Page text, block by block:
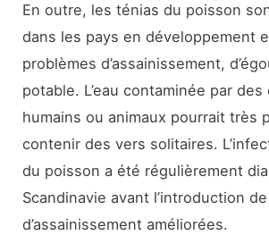
En outre, les ténias du poisson
dans les pays en développement
problèmes d’assainissement,
potable. L’eau contaminée par
humains ou animaux pourrait très
contenir des vers solitaires.
du poisson a été régulièrement
Scandinavie avant l’introduction
d’assainissement améliorées.